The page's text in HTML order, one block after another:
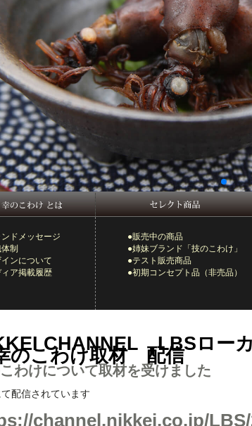
ドメッセージ
制
ンについて
ア掲載履歴
●販売中の商品
●姉妹ブランド「技のこわけ」
●テスト販売商品
●初期コンセプト品（非売品）
CHANNEL LBSロー
のこわけ取材 配信
わけについて取材を受けました
配信されています
channel.nikkei.co.jp/